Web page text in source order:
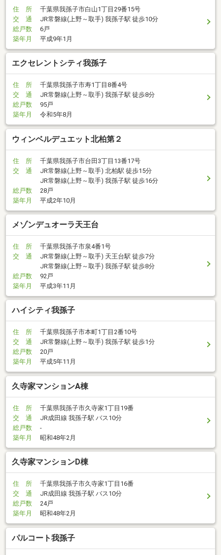
住 所
千葉県我孫子市白山1丁目29番15号
交 通
JR常磐線(上野～取手) 我孫子駅 徒歩10分
総戸数
6戸
築年月
平成9年1月
エクセレントシティ我孫子
住 所
千葉県我孫子市寿1丁目8番4号
交 通
JR常磐線(上野～取手) 我孫子駅 徒歩8分
総戸数
95戸
築年月
令和5年8月
ウィンベルデュエット北柏第２
住 所
千葉県我孫子市台田3丁目13番17号
交 通
JR常磐線(上野～取手) 北柏駅 徒歩15分
JR常磐線(上野～取手) 我孫子駅 徒歩16分
総戸数
28戸
築年月
平成2年10月
メゾンデュオーラ天王台
住 所
千葉県我孫子市泉4番1号
交 通
JR常磐線(上野～取手) 天王台駅 徒歩7分
JR常磐線(上野～取手) 我孫子駅 徒歩8分
総戸数
92戸
築年月
平成3年11月
ハイシティ我孫子
住 所
千葉県我孫子市本町1丁目2番10号
交 通
JR常磐線(上野～取手) 我孫子駅 徒歩1分
総戸数
20戸
築年月
平成5年11月
久寺家マンションA棟
住 所
千葉県我孫子市久寺家1丁目19番
交 通
JR成田線 我孫子駅 バス10分
総戸数
-
築年月
昭和48年2月
久寺家マンションD棟
住 所
千葉県我孫子市久寺家1丁目16番
交 通
JR成田線 我孫子駅 バス10分
総戸数
24戸
築年月
昭和48年2月
パルコート我孫子